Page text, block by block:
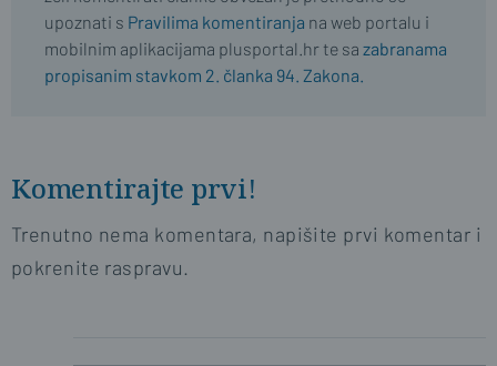
upoznati s Pravilima komentiranja na web portalu i
mobilnim aplikacijama plusportal.hr te sa zabranama
propisanim stavkom 2. članka 94. Zakona.
Komentirajte prvi!
Trenutno nema komentara, napišite prvi komentar i
pokrenite raspravu.